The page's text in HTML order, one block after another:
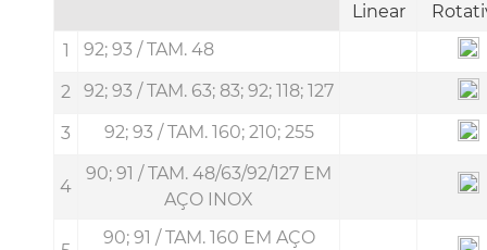
Linear
1
92; 93 / TAM. 48
2 92; 93 / TAM. 63; 83; 92; 118; 127
3 92; 93 / TAM. 160; 210; 255
4
90; 91 / TAM. 48/63/92/127 EM
AÇO INOX
90; 91 / TAM. 160 EM AÇO